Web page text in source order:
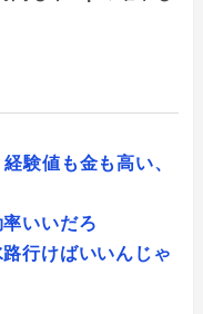
験値も金も高い、
いいだろ
行けばいいんじゃ